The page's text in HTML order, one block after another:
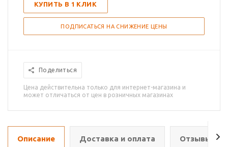
КУПИТЬ В 1 КЛИК
ПОДПИСАТЬСЯ НА СНИЖЕНИЕ ЦЕНЫ
Поделиться
Цена действительна только для интернет-магазина и
может отличаться от цен в розничных магазинах
Описание Доставка и оплата Отзывы о